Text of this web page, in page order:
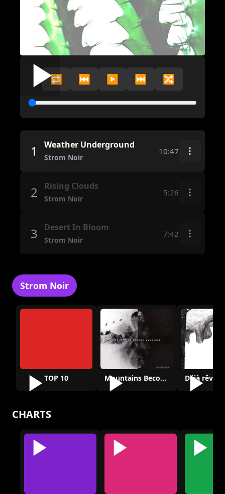
🔁 ⏮️ ▶️ ⏭️ 🔀
1 Weather Underground
Strom Noir
10:47
2 Rising Clouds
Strom Noir
5:26
3 Desert In Bloom
Strom Noir
7:42
Strom Noir
TOP 10 Mountains Become Machines
CHARTS